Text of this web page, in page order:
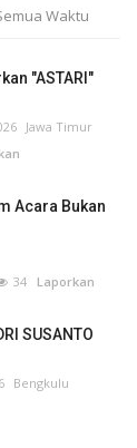
Waktu
"ASTARI"
Jawa Timur
Acara Bukan
34 Laporkan
SUSANTO
Bengkulu